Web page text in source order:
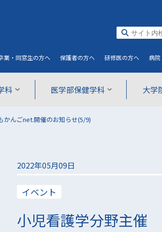
科 医学部保健学科 大学
業・同窓生の方へ 保護者の方へ 研修医の方へ 病院
んごnet.開催のお知らせ(5/9)
2022年05月09日
イベント
小児看護学分野主催